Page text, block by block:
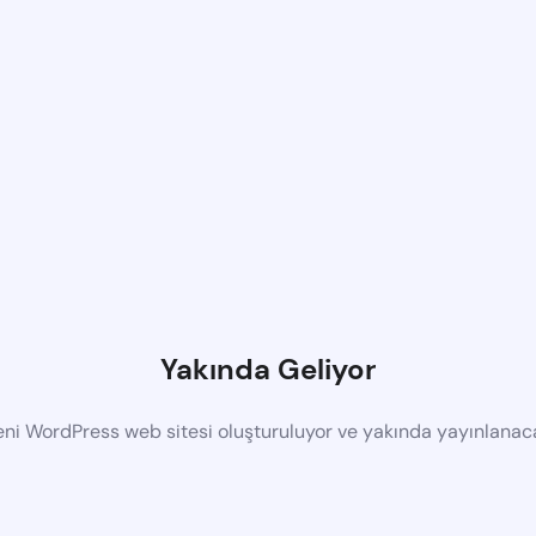
Yakında Geliyor
WordPress web sitesi oluşturuluyor ve yakında